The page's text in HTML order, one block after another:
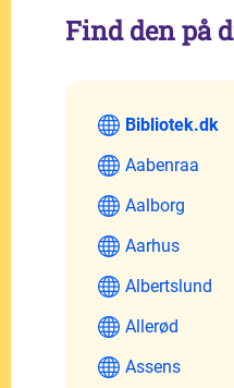
Find den på
Bibliotek.dk
Aabenraa
Aalborg
Aarhus
Albertslund
Allerød
Assens